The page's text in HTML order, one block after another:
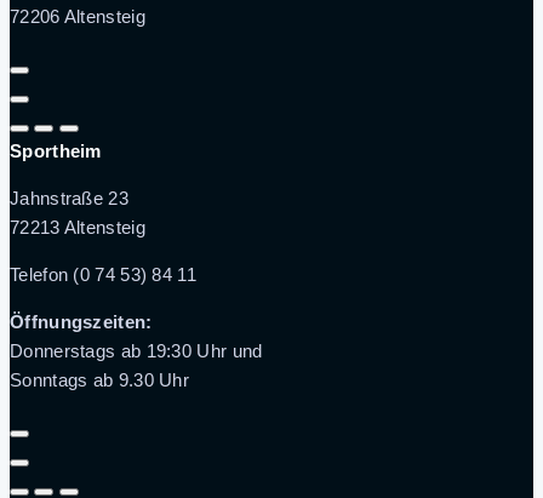
72206 Altensteig
Sportheim
Jahnstraße 23
72213 Altensteig
Telefon (0 74 53) 84 11
Öffnungszeiten:
Donnerstags ab 19:30 Uhr und
Sonntags ab 9.30 Uhr